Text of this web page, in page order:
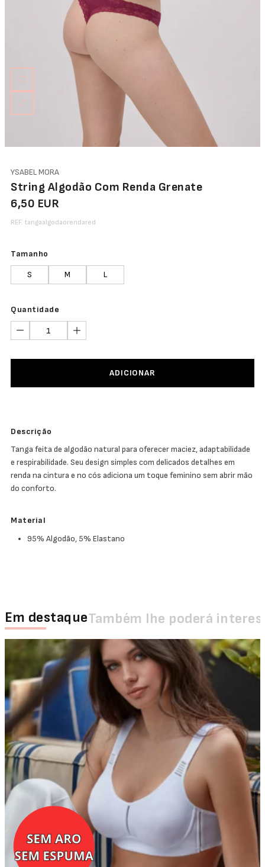
YSABEL MORA
String Algodão Com Renda Grenate
6,50 EUR
REF. tangaalgodaorendared
Tamanho
S M L
Quantidade
ADICIONAR
Descrição
Tanga feita de algodão natural para oferecer maciez, adaptabilidade
e respirabilidade. Seu design simples com delicados detalhes em
renda na cintura e no cós adiciona um toque feminino sem abrir mão
do conforto.
Material
95% Algodão, 5% Elastano
Em destaqueTambém lhe poderá